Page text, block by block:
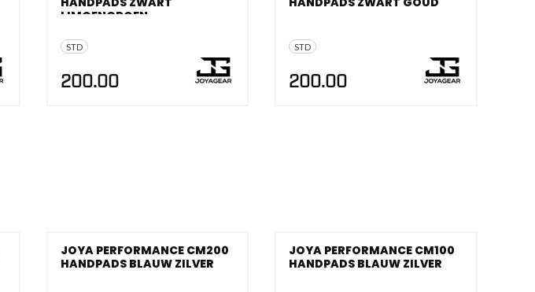
STD
LIMOENGROEN
200.00
STD
200.00
JOYA PERFORMANCE CM200
HANDPADS BLAUW ZILVER
JOYA PERFORMANCE CM100
HANDPADS BLAUW ZILVER